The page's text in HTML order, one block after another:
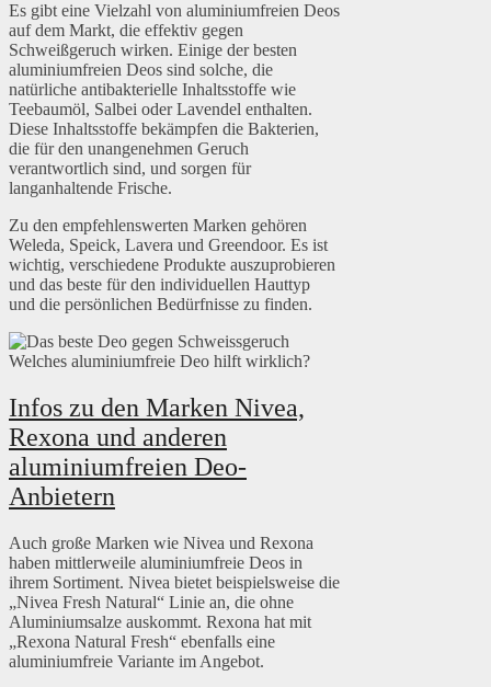
Es gibt eine Vielzahl von aluminiumfreien Deos
auf dem Markt, die effektiv gegen
Schweißgeruch wirken. Einige der besten
aluminiumfreien Deos sind solche, die
natürliche antibakterielle Inhaltsstoffe wie
Teebaumöl, Salbei oder Lavendel enthalten.
Diese Inhaltsstoffe bekämpfen die Bakterien,
die für den unangenehmen Geruch
verantwortlich sind, und sorgen für
langanhaltende Frische.
Zu den empfehlenswerten Marken gehören
Weleda, Speick, Lavera und Greendoor. Es ist
wichtig, verschiedene Produkte auszuprobieren
und das beste für den individuellen Hauttyp
und die persönlichen Bedürfnisse zu finden.
Infos zu den Marken Nivea,
Rexona und anderen
aluminiumfreien Deo-
Anbietern
Auch große Marken wie Nivea und Rexona
haben mittlerweile aluminiumfreie Deos in
ihrem Sortiment. Nivea bietet beispielsweise die
„Nivea Fresh Natural“ Linie an, die ohne
Aluminiumsalze auskommt. Rexona hat mit
„Rexona Natural Fresh“ ebenfalls eine
aluminiumfreie Variante im Angebot.